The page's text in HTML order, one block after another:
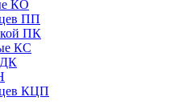
КО
ПП
ПК
КС
ДК
КЦП